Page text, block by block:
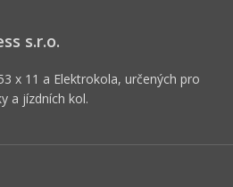
s.r.o.
x 11 a Elektrokola, určených pro
a jízdních kol.